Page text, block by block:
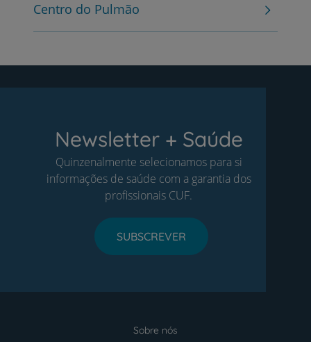
Centro do Pulmão
Newsletter + Saúde
Quinzenalmente selecionamos para si
informações de saúde com a garantia dos
profissionais CUF.
SUBSCREVER
Sobre nós